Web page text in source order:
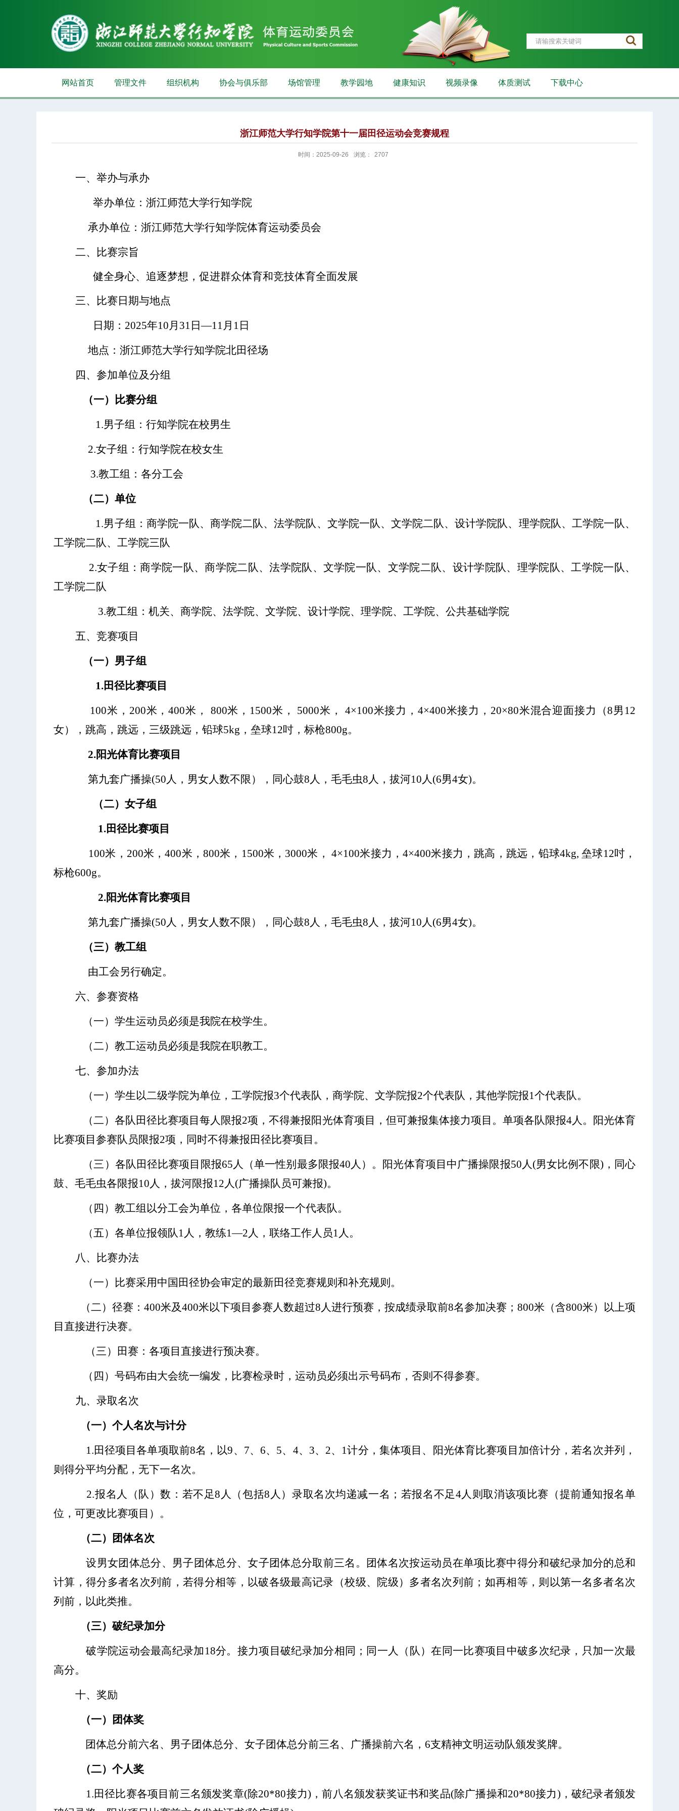
网站首页 管理文件 组织机构 协会与俱乐部 场馆管理 教学园地 健康知识 视频录像 体质测试 下载中心
浙江师范大学行知学院第十一届田径运动会竞赛规程
时间：2025-09-26 浏览： 2707
一、举办与承办
举办单位：浙江师范大学行知学院
承办单位：浙江师范大学行知学院体育运动委员会
二、比赛宗旨
健全身心、追逐梦想，促进群众体育和竞技体育全面发展
三、比赛日期与地点
日期： 2025年10月 31日—11月1 日
地点：浙江师范大学行知学院北田径场
四、参加单位及分组
（一）比赛分组
1.男子组：行知学院在校男生
2.女子组：行知学院在校女生
3.教工组：各分工会
（二）单位
1.男子组：商学院一队、商学院二队、法学院队、文学院一队、文学院二队、设计学院队、理学院队、工学院一队、
工学院二队、 工学院三队
2.女子组：商学院一队、商学院二队、法学院队、文学院一队、文学院二队、设计学院队、理学院队、工学院一队、
工学院二队
3.教工组：机关、商学院、法学院、文学院、设计学院、理学院、工学院、 公共基础学院
五、竞赛项目
（一）男子组
1.田径比赛项目
100米，200米，400米， 800米，1500米， 5000米，
4×100米接力，4×400米接力，20×80米混合迎面接力（8男12
女），跳高，跳远，三级跳远，铅球5kg，垒球12吋，标枪800g。
2.阳光体育比赛项目
第九套广播操(50人，男女人数不限） ， 同心鼓8人，毛毛虫8人， 拔河10人(6男4女)。
（二）女子组
1.田径比赛项目
100米，200米，400米，800米，1500米，3000米， 4×100米接力，4×400米接力，跳高，跳远，铅球4kg, 垒球12吋，
标枪600g。
2.阳光体育比赛项目
第九套广播操(50人，男女人数不限），同心鼓8人，毛毛虫8人，拔河10人(6男4女)。
（三）教工组
由工会另行确定。
六、参赛资格
（一）学生运动员必须是我院在校学生。
（二）教工运动员必须是我院在职教工。
七、参加办法
（一）学生以二级学院为单位，工学院报3个代表队， 商学院、 文学院报2个代表队，其他学院报1个代表队。
（二）各队田径比赛项目每人限报2项，不得兼报阳光体育项目，但可兼报集体接力项目。单项各队限报4人。阳光体育
比赛项目参赛队员限报2项，同时不得兼报田径比赛项目。
（三）各队田径比赛项目 限报65人（单一性别最多限报40人）。阳光体育项目中广播操限报50人(男女比例不限)，同心
鼓、毛毛虫各限报10人，拔河限报12人(广播操队员可兼报)。
（四）教工组以分工会为单位，各单位限报一个代表队。
（五）各单位报领队1人，教练1—2人，联络工作人员1人。
八、比赛办法
（一）比赛采用中国田径协会审定的最新田径竞赛规则和补充规则。
（二）径赛： 400米及400米以下项目参赛人数超过8人进行预赛，按成绩录取前8名参加决赛；800米（含800米）以上项
目直接进行决赛。
（三）田赛：各项目直接进行预决赛。
（四）号码布由大会统一编发，比赛检录时，运动员必须出示号码布，否则不得参赛。
九、录取名次
（一）个人名次与计分
1.田径项目各单项取前8名，以9、7、6、5、4、3、2、1计分，集体项目、阳光体育比赛项目加倍计分，若名次并列，
则得分平均分配，无下一名次。
2.报名人（队）数：若不足8人（包括8人）录取名次均递减一名；若报名不足4人则取消该项比赛（提前通知报名单
位，可更改比赛项目）。
（二）团体名次
设男女团体总分、男子团体总分、女子团体总分取前三名。团体名次按运动员在单项比赛中得分和破纪录加分的总和
计算，得分多者名次列前，若得分相等，以破各级最高记录（校级、院级）多者名次列前；如再相等，则以第一名多者名次
列前，以此类推。
（三）破纪录加分
破学院运动会最高纪录加 18分。接力项目破纪录加分相同；同一人（队）在同一比赛项目中破多次纪录，只加一次最
高分。
十、奖励
（一）团体奖
团体总分前六名、男子团体总分、女子团体总分前三名、广播操前六名， 6支精神文明运动队颁发奖牌。
（二）个人奖
1.田径比赛各项目前三名颁发奖章(除20*80接力)，前八名颁发获奖证书和奖品(除广播操和20*80接力)，破纪录者颁发